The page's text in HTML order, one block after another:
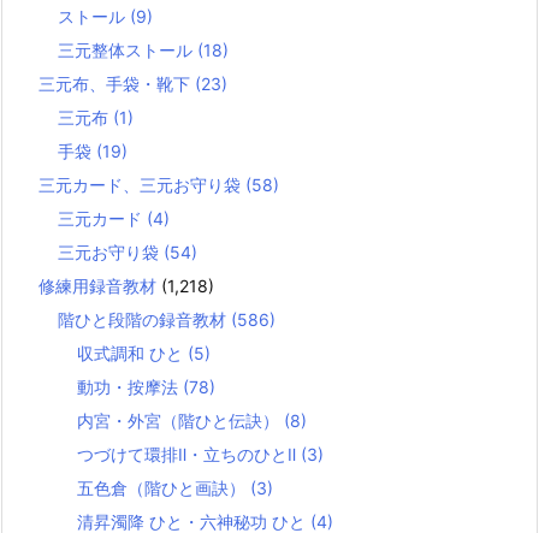
ストール (9)
三元整体ストール (18)
三元布、手袋・靴下 (23)
三元布 (1)
手袋 (19)
三元カード、三元お守り袋 (58)
三元カード (4)
三元お守り袋 (54)
修練用録音教材 (1,218)
階ひと段階の録音教材 (586)
収式調和 ひと (5)
動功・按摩法 (78)
内宮・外宮（階ひと伝訣） (8)
つづけて環排Ⅱ・立ちのひとⅡ (3)
五色倉（階ひと画訣） (3)
清昇濁降 ひと・六神秘功 ひと (4)